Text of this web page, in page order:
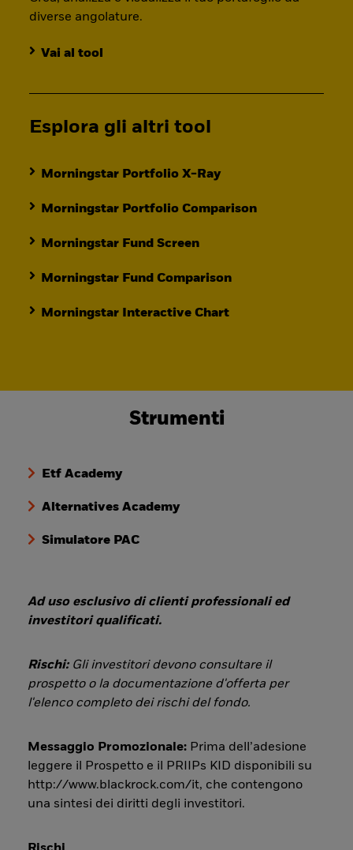
diverse angolature.
Vai al tool
Esplora gli altri tool
Morningstar Portfolio X-Ray
Morningstar Portfolio Comparison
Morningstar Fund Screen
Morningstar Fund Comparison
Morningstar Interactive Chart
Strumenti
Etf Academy
Alternatives Academy
Simulatore PAC
Ad uso esclusivo di clienti professionali ed
investitori qualificati.
Rischi: Gli investitori devono consultare il
prospetto o la documentazione d'offerta per
l'elenco completo dei rischi del fondo.
Messaggio Promozionale: Prima dell’adesione
leggere il Prospetto e il PRIIPs KID disponibili su
http://www.blackrock.com/it, che contengono
una sintesi dei diritti degli investitori.